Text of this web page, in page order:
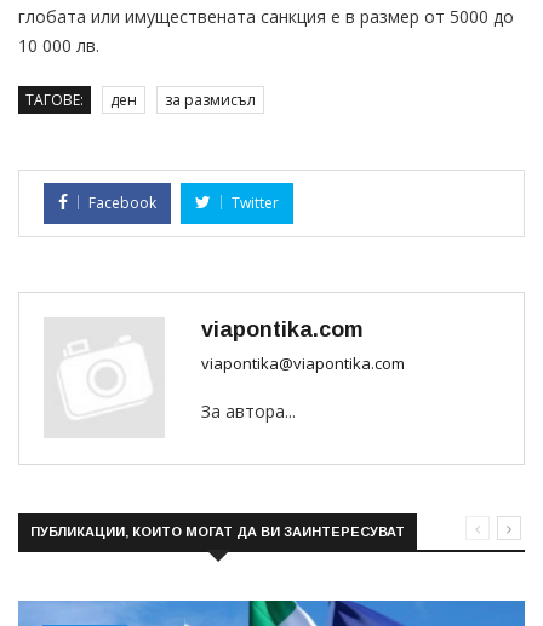
глобата или имуществената санкция е в размер от 5000 до
10 000 лв.
ТАГОВЕ: ден за размисъл
Facebook Twitter
viapontika.com
viapontika@viapontika.com
За автора...
ПУБЛИКАЦИИ, КОИТО МОГАТ ДА ВИ ЗАИНТЕРЕСУВАТ